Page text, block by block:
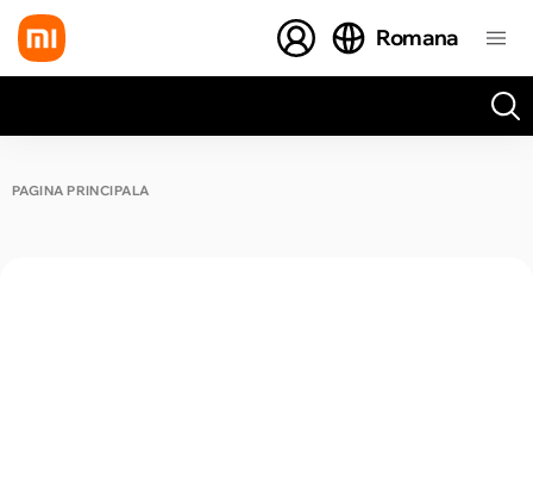
Romana
PAGINA PRINCIPALĂ